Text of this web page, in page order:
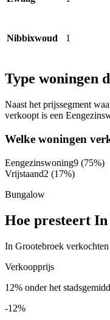
Nibbixwoud 1
Type woningen
Naast het prijssegment
verkoopt is een
Welke woningen
Eengezinswoning9 (75%)
Vrijstaand2 (17%)
Bungalow
Hoe presteert
In Grootebroek
Verkoopprijs
12% onder het
-12%